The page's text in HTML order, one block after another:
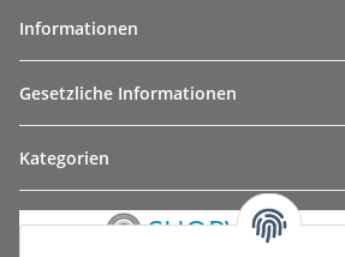
Informationen
Gesetzliche Informationen
Kategorien